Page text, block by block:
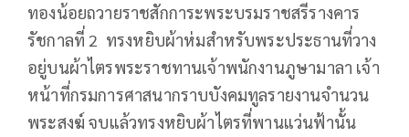
ทองน้อยถวายราชสักการะพระบรมราชสรีรางคาร
รัชกาลที่ 2 ทรงหยิบผ้าห่มสำหรับพระประธานที่วาง
อยู่บนผ้าไตรพระราชทานเจ้าพนักงานภูษามาลา เจ้า
หน้าที่กรมการศาสนากราบบังคมทูลรายงานจำนวน
พระสงฆ์ จบแล้วทรงหยิบผ้าไตรที่พานแว่นฟ้านั้น